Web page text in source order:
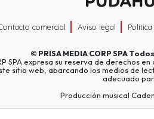
comercial Aviso legal
© PRISA MEDIA CORP SPA
SPA expresa su reserva de derechos
sitio web, abarcando los medios de
adecuado
Producción musical